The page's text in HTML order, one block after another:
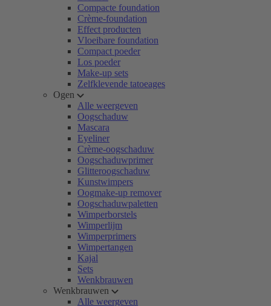
Compacte foundation
Crème-foundation
Effect producten
Vloeibare foundation
Compact poeder
Los poeder
Make-up sets
Zelfklevende tatoeages
Ogen
Alle weergeven
Oogschaduw
Mascara
Eyeliner
Crème-oogschaduw
Oogschaduwprimer
Glitteroogschaduw
Kunstwimpers
Oogmake-up remover
Oogschaduwpaletten
Wimperborstels
Wimperlijm
Wimperprimers
Wimpertangen
Kajal
Sets
Wenkbrauwen
Wenkbrauwen
Alle weergeven